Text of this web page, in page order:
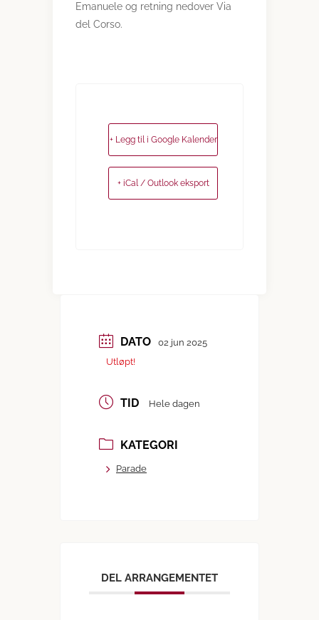
Emanuele og retning nedover Via
del Corso.
+ Legg til i Google Kalender
+ iCal / Outlook eksport
DATO
02 jun 2025
Utløpt!
TID Hele dagen
KATEGORI
Parade
DEL ARRANGEMENTET